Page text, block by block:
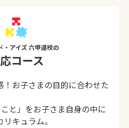
・アイズ 六甲道校の
コース
！お子さまの目的に合わせた
と」をお子さま自身の中に
キュラム。